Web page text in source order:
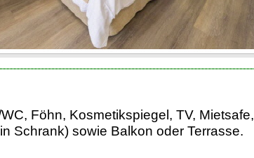
Föhn, Kosmetikspiegel, TV, Mietsafe,
Schrank) sowie Balkon oder Terrasse.